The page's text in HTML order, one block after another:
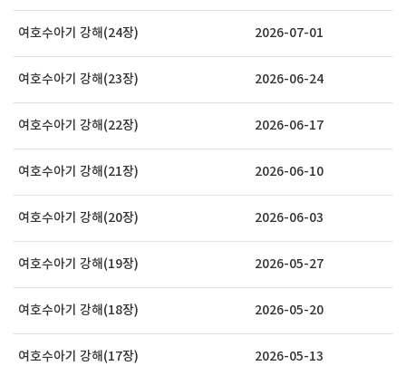
여호수아기 강해(24장) 2026-07-01
여호수아기 강해(23장) 2026-06-24
여호수아기 강해(22장) 2026-06-17
여호수아기 강해(21장) 2026-06-10
여호수아기 강해(20장) 2026-06-03
여호수아기 강해(19장) 2026-05-27
여호수아기 강해(18장) 2026-05-20
여호수아기 강해(17장) 2026-05-13